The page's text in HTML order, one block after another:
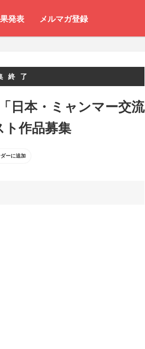
発表 メルマガ登録
終了
日本・ミャンマー交流
ト作品募集
ーに追加